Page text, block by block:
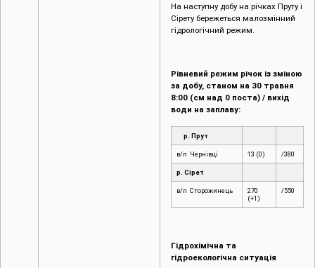
На наступну добу на річках Пруту і
Сірету бережеться малозмінний
гідрологічний режим.
Рівневий режим річок із зміною
за добу, станом на 30 травня
8:00 (см над 0 поста) / вихід
води на заплаву:
р. Прут
в/п Чернівці 13 (0) /380
р. Сірет
в/п Сторожинець
270
(+1)
/550
Гідрохімічна та
гідроекологічна ситуація